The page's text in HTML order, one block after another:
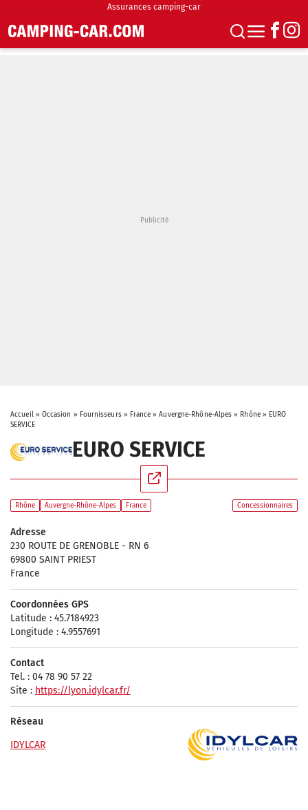
Assurances camping-car
Accueil» Occasion » Fournisseurs» France »Auvergne-Rhône-Alpes » Rhône» EURO
SERVICE
EURO SERVICE
Rhône Auvergne-Rhône-Alpes France Concessionnaires
Adresse
230 ROUTE DE GRENOBLE - RN 6
69800 SAINT PRIEST
France
Coordonnées GPS
Latitude : 45.7184923
Longitude : 4.9557691
Contact
Tel. : 04 78 90 57 22
Site : https://lyon.idylcar.fr/
Réseau
IDYLCAR